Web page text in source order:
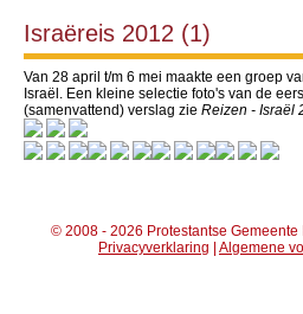
Israëreis 2012 (1)
Van 28 april t/m 6 mei maakte een groep
Israël. Een kleine selectie foto's van de
(samenvattend) verslag zie Reizen - Israël
© 2008 - 2026 Protestantse Gemeente
Privacyverklaring | Algemene